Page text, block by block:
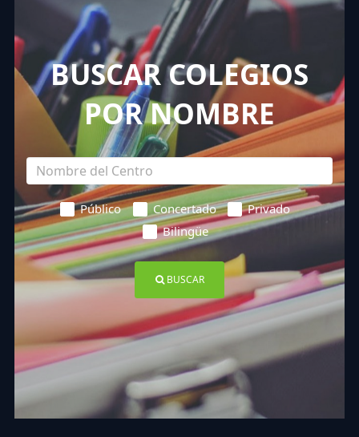
BUSCAR COLEGIOS
POR NOMBRE
Público Concertado
Privado
Bilingüe
BUSCAR